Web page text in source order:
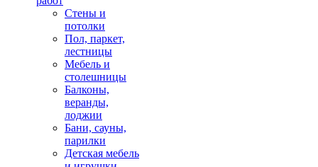
Стены и
потолки
Пол, паркет,
лестницы
Мебель и
столешницы
Балконы,
веранды,
лоджии
Бани, сауны,
парилки
Детская мебель